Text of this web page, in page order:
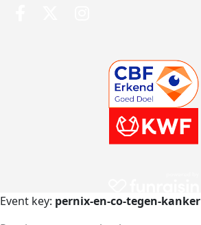
Event key: pernix-en-co-tegen-kanker